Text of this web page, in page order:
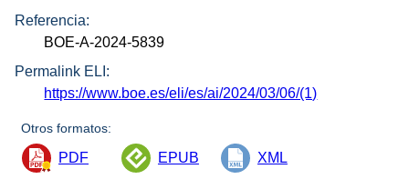
Referencia:
BOE-A-2024-5839
Permalink ELI:
https://www.boe.es/eli/es/ai/2024/03/06/(1)
Otros formatos:
PDF EPUB XML